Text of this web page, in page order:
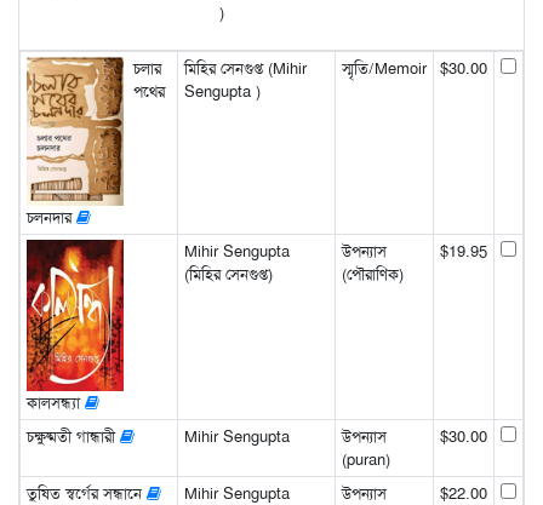
)
চলার
পথের
চলনদার
মিহির সেনগুপ্ত (Mihir
Sengupta )
স্মৃতি/Memoir $30.00
কালসন্ধ্যা
Mihir Sengupta
(মিহির সেনগুপ্ত)
উপন্যাস
(পৌরাণিক)
$19.95
চক্ষুষ্মতী গান্ধারী Mihir Sengupta
উপন্যাস
(puran)
$30.00
তুষিত স্বর্গের সন্ধানে Mihir Sengupta উপন্যাস
$22.00